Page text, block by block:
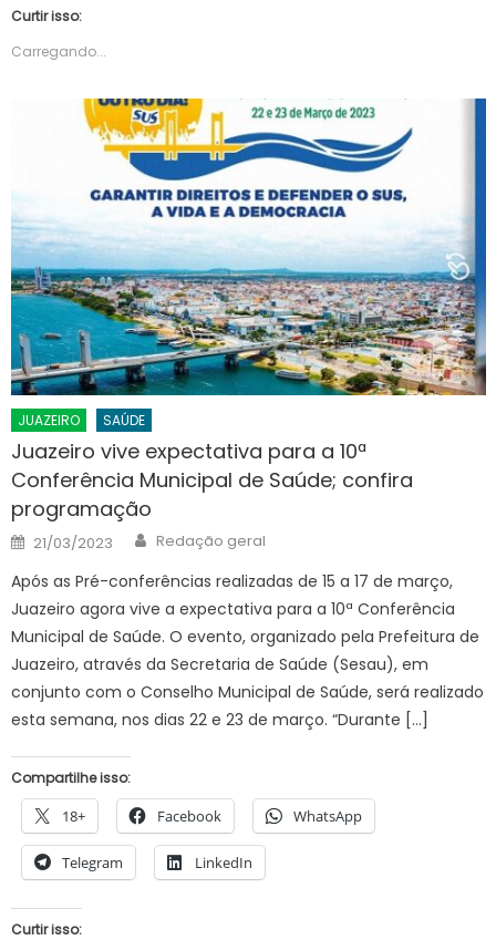
Curtir isso:
Carregando...
JUAZEIRO SAÚDE
Juazeiro vive expectativa para a 10ª
Conferência Municipal de Saúde; confira
programação
Posted
on
21/03/2023 Author
Redação geral
Após as Pré-conferências realizadas de 15 a 17 de março,
Juazeiro agora vive a expectativa para a 10ª Conferência
Municipal de Saúde. O evento, organizado pela Prefeitura de
Juazeiro, através da Secretaria de Saúde (Sesau), em
conjunto com o Conselho Municipal de Saúde, será realizado
esta semana, nos dias 22 e 23 de março. “Durante […]
Compartilhe isso:
18+ Facebook WhatsApp
Telegram LinkedIn
Curtir isso: